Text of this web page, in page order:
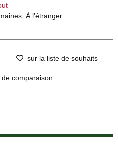
À l'étranger
sur la liste de souhaits
de comparaison